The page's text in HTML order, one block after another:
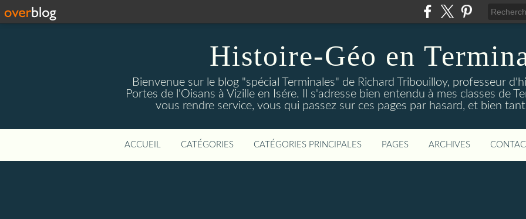
Histoire-Géo en
Bienvenue sur le blog "spécial Terminales" de Richard Tribouilloy, professeur
Portes de l'Oisans à Vizille en Isére. Il s'adresse bien entendu à mes classes de
vous rendre service, vous qui passez sur ces pages par hasard, et bien
ACCUEIL CATÉGORIES CATÉGORIES PRINCIPALES PAGES ARCHIVES